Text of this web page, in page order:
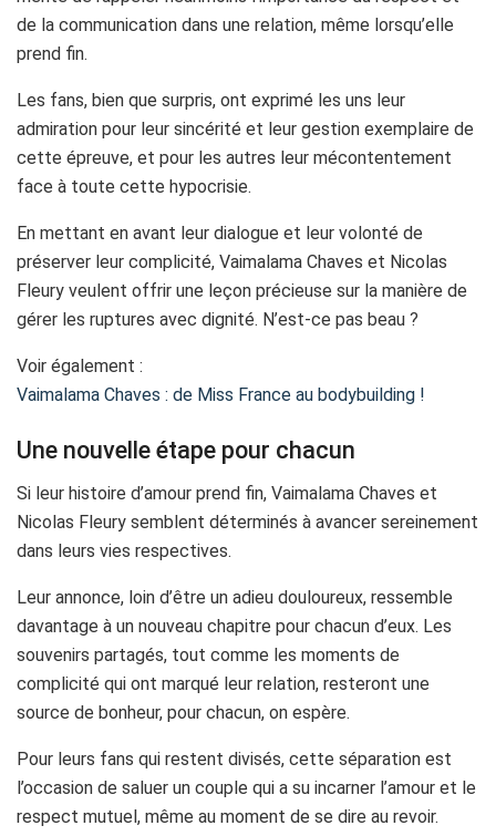
de la communication dans une relation, même lorsqu’elle
prend fin.
Les fans, bien que surpris, ont exprimé les uns leur
admiration pour leur sincérité et leur gestion exemplaire de
cette épreuve, et pour les autres leur mécontentement
face à toute cette hypocrisie.
En mettant en avant leur dialogue et leur volonté de
préserver leur complicité, Vaimalama Chaves et Nicolas
Fleury veulent offrir une leçon précieuse sur la manière de
gérer les ruptures avec dignité. N’est-ce pas beau ?
Voir également :
Vaimalama Chaves : de Miss France au bodybuilding !
Une nouvelle étape pour chacun
Si leur histoire d’amour prend fin, Vaimalama Chaves et
Nicolas Fleury semblent déterminés à avancer sereinement
dans leurs vies respectives.
Leur annonce, loin d’être un adieu douloureux, ressemble
davantage à un nouveau chapitre pour chacun d’eux. Les
souvenirs partagés, tout comme les moments de
complicité qui ont marqué leur relation, resteront une
source de bonheur, pour chacun, on espère.
Pour leurs fans qui restent divisés, cette séparation est
l’occasion de saluer un couple qui a su incarner l’amour et le
respect mutuel, même au moment de se dire au revoir.